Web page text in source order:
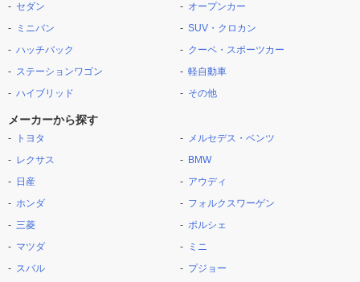
セダン
ミニバン
ハッチバック
ステーションワゴン
ハイブリッド
オープンカー
SUV・クロカン
クーペ・スポーツカー
軽自動車
その他
メーカーから探す
トヨタ
レクサス
日産
ホンダ
三菱
マツダ
スバル
メルセデス・ベンツ
BMW
アウディ
フォルクスワーゲン
ポルシェ
ミニ
プジョー